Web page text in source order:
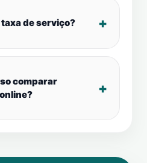
de serviço?
comparar